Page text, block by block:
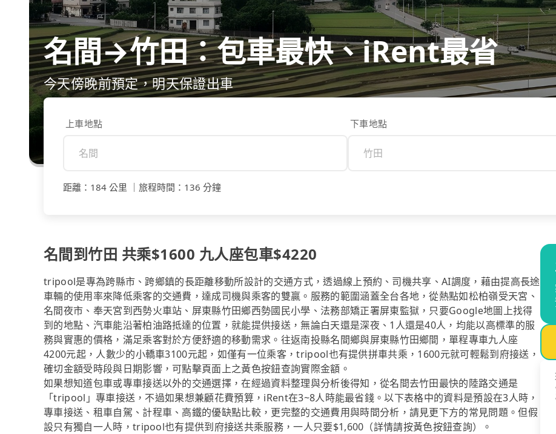
名間→竹田：包車最快、iRent最省
今天傍晚前預定，明天保證出車
上車地點 下車地點
距離 ： 184 公里 旅程時間 ： 136 分鐘
名間到竹田 共乘$1600 九人座包車$4220
tripool是專為跨縣市、跨鄉鎮的長距離移動所設計的交通方式，透過線上預約、司機共享、AI調度，藉由提高長途
車輛的使用率來降低乘客的交通費，達成司機與乘客的雙贏。服務的範圍涵蓋全台各地，從熱點如松柏嶺受天宮、
名間夜市、奉天宮到西勢火車站、屏東縣竹田鄉西勢國民小學、法務部矯正署屏東監獄，只要Google地圖上找得
到的地點、汽車能沿著柏油路抵達的位置，就能提供接送，無論白天還是深夜、1人還是40人，均能以高標準的服
務與實惠的價格，滿足乘客對於方便舒適的移動需求。往返南投縣名間鄉與屏東縣竹田鄉間，單程專車九人座
4200元起，人數少的小轎車3100元起，如僅有一位乘客，tripool也有提供拼車共乘，1600元就可輕鬆到府接送，
確切金額受時段與日期影響，可點擊頁面上之黃色按鈕查詢實際金額。
如果想知道包車或專車接送以外的交通選擇，在經過資料整理與分析後得知，從名間去竹田最快的陸路交通是
「tripool」專車接送，不過如果想兼顧花費預算，iRent在3~8人時能最省錢。以下表格中的資料是預設在3人時，
專車接送、租車自駕、計程車、高鐵的優缺點比較，更完整的交通費用與時間分析，請見更下方的常見問題。但假
設只有獨自一人時，tripool也有提供到府接送共乘服務，一人只要$1,600（詳情請按黃色按鈕查詢）。